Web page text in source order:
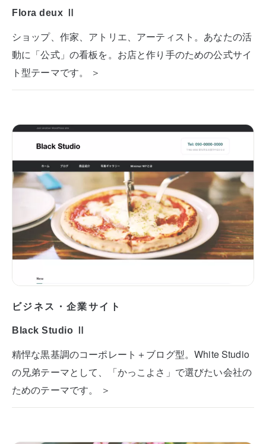
Flora deux Ⅱ
ショップ、作家、アトリエ、アーティスト。あなたの活
動に「公式」の看板を。お店と作り手のための公式サイ
ト型テーマです。 ＞
ビジネス・企業サイト
Black Studio Ⅱ
精悍な黒基調のコーポレート＋ブログ型。White Studio
の兄弟テーマとして、「かっこよさ」で選びたい会社の
ためのテーマです。 ＞